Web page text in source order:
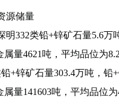
源储量
明332类铅+锌矿石量5.6万
属量4621吨，平均品位为
+锌矿石量303.4万吨，铅
属量141603吨，平均品位为